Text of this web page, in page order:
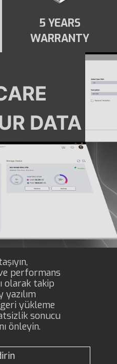
5 YEARS
WARRANTY
DATA
performans
olarak takip
yükleme
sonucu
önleyin.